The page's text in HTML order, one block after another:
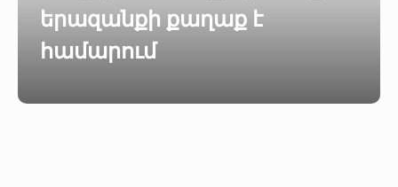
երազանքի քաղաք է
համարում